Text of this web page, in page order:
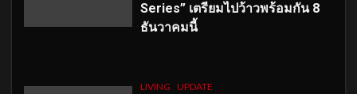
Series” เตรียมไปว้าวพร้อมกัน 8
ธันวาคมนี้
LIVING UPDATE